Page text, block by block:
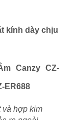
kính dày chịu
Canzy CZ-
ER688
và hợp kim